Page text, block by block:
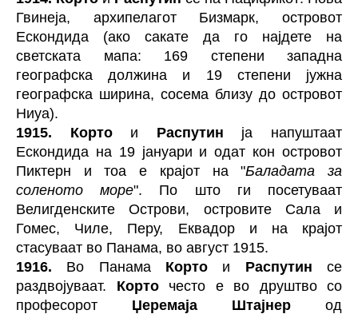
Гвинеја, архипелагот Бизмарк, островот
Ескондида (ако сакате да го најдете на
светската мапа: 169 степени западна
географска должина и 19 степени јужна
географска ширина, сосема близу до островот
Ниуа).
1915.
Кортои Распутин ја напуштаат
Ескондида на 19 јануари и одат кон островот
Пиктерн и тоа е крајот на "Баладата за
соленото море". По што ги посетуваат
Велигденските Острови, островите Сала и
Гомес, Чиле, Перу, Еквадор и на крајот
стасуваат во Панама, во август 1915.
1916. Во Панама Корто и Распутин се
раздвојуваат. Корточесто е во друштво со
професорот Џеремаја Штајнер од